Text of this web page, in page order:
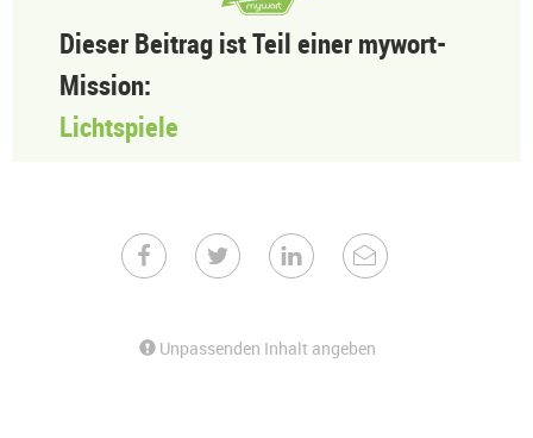
Dieser Beitrag ist Teil einer mywort-
Mission:
Lichtspiele
Unpassenden Inhalt angeben